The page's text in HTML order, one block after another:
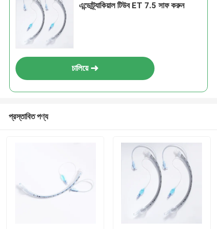
এন্ডোট্র্যাকিয়াল টিউব ET 7.5 সাফ করুন
চালিয়ে
প্রস্তাবিত পণ্য